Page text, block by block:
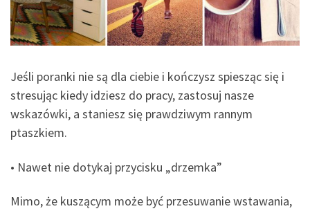
Jeśli poranki nie są dla ciebie i kończysz spiesząc się i
stresując kiedy idziesz do pracy, zastosuj nasze
wskazówki, a staniesz się prawdziwym rannym
ptaszkiem.
• Nawet nie dotykaj przycisku „drzemka”
Mimo, że kuszącym może być przesuwanie wstawania,